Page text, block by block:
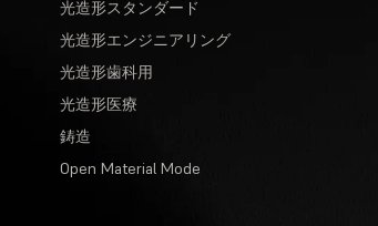
光造形スタンダード
光造形エンジニアリング
光造形歯科用
光造形医療
鋳造
Open Material Mode